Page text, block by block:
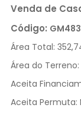
Venda de
Código:
Área Total:
Área do Terreno:
Aceita
Aceita Permuta: